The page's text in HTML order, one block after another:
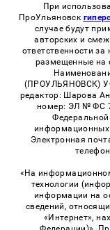
При
ПроУльяновск
случае будут
авторских и
ответственности
размещенные на
(ПРОУЛЬЯНОВСК)
редактор: Шарова
номер: ЭЛ № ФС
Федеральной
информационных
Электронная
«На
технологии
информации на
сведений,
«Интернет»,